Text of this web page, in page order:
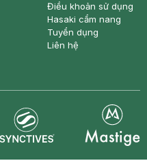
Điều khoản sử dụng
Hasaki cẩm nang
Tuyển dụng
Liên hệ